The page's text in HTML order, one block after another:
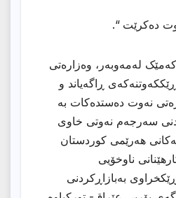
دەکرێت “.
لەمەوبەر، وەزارەتی
ڕاگەیاند و
نەوت دەستدەکات بە
سەرجەم نەوتی خاوی
هەرێمی کوردستان
ناوخۆیی
بەبازاڕکردنی